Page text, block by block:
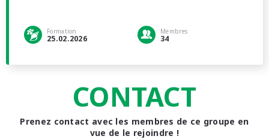
Formation
25.02.2026
Membres
34
CONTACT
Prenez contact avec les membres de ce groupe en
vue de le rejoindre !